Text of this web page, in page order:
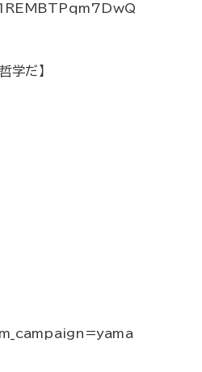
学だ】